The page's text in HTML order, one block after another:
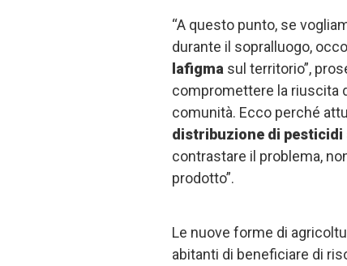
“A questo punto, se
durante il sopralluogo,
lafigma sul territorio”,
compromettere la riuscita
comunità. Ecco perché
distribuzione di pesticidi
contrastare il problema,
prodotto”.
Le nuove forme di
abitanti di beneficiare di